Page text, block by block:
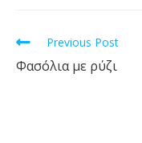
o
k
Read
articles
Previous Post
Φασόλια με ρύζι